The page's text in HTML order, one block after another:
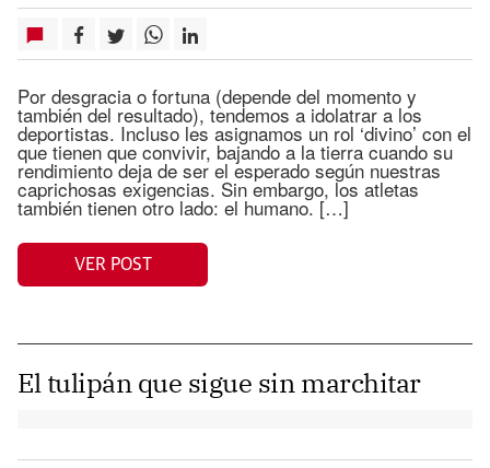
Por desgracia o fortuna (depende del momento y
también del resultado), tendemos a idolatrar a los
deportistas. Incluso les asignamos un rol ‘divino’ con el
que tienen que convivir, bajando a la tierra cuando su
rendimiento deja de ser el esperado según nuestras
caprichosas exigencias. Sin embargo, los atletas
también tienen otro lado: el humano. […]
VER POST
El tulipán que sigue sin marchitar